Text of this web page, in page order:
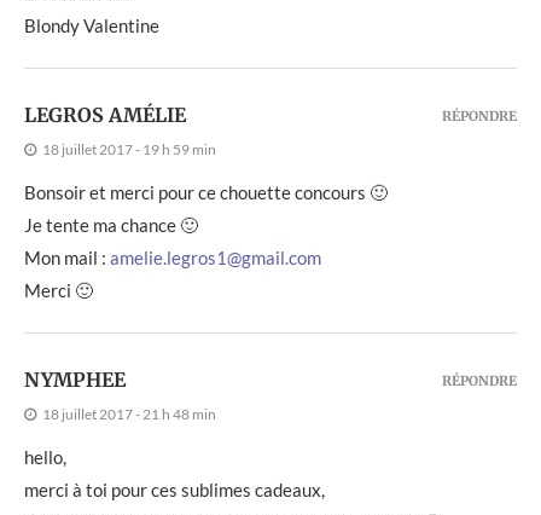
Blondy Valentine
LEGROS AMÉLIE
18 juillet 2017 - 19 h 59 min
Bonsoir et merci pour ce chouette concours 🙂
Je tente ma chance 🙂
Mon mail : amelie.legros1@gmail.com
Merci 🙂
RÉPONDRE
NYMPHEE
18 juillet 2017 - 21 h 48 min
hello,
merci à toi pour ces sublimes cadeaux,
RÉPONDRE